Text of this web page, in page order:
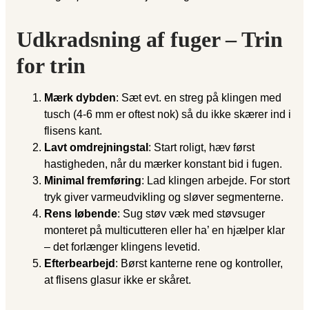
Udkradsning af fuger – Trin
for trin
Mærk dybden: Sæt evt. en streg på klingen med
tusch (4-6 mm er oftest nok) så du ikke skærer ind i
flisens kant.
Lavt omdrejningstal : Start roligt, hæv først
hastigheden, når du mærker konstant bid i fugen.
Minimal fremføring: Lad klingen arbejde. For stort
tryk giver varmeudvikling og sløver segmenterne.
Rens løbende: Sug støv væk med støvsuger
monteret på multicutteren eller ha’ en hjælper klar
– det forlænger klingens levetid.
Efterbearbejd : Børst kanterne rene og kontroller,
at flisens glasur ikke er skåret.